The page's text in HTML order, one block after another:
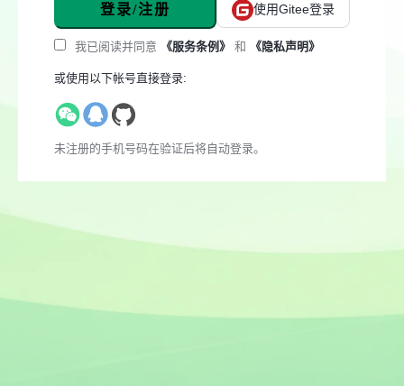
登录/注册 使用Gitee登录
我已阅读并同意 《服务条例》 和 《隐私声明》
或使用以下帐号直接登录:
未注册的手机号码在验证后将自动登录。